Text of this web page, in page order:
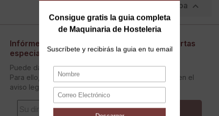
Volver arriba 
Infórmese de nuestras últimas noticias y ofertas
especiales
Puede darse de baja en cualquier momento.
Para ello, consulte nuestra información de contacto en el
aviso legal.